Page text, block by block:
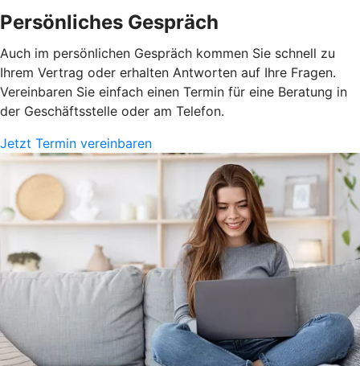
Persönliches Gespräch
Auch im persönlichen Gespräch kommen Sie schnell zu
Ihrem Vertrag oder erhalten Antworten auf Ihre Fragen.
Vereinbaren Sie einfach einen Termin für eine Beratung in
der Geschäftsstelle oder am Telefon.
Jetzt Termin vereinbaren